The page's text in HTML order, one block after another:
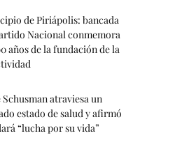
de Piriápolis: bancada
Nacional conmemora
años de la fundación de la
Schusman atraviesa un
estado de salud y afirmó
“lucha por su vida”